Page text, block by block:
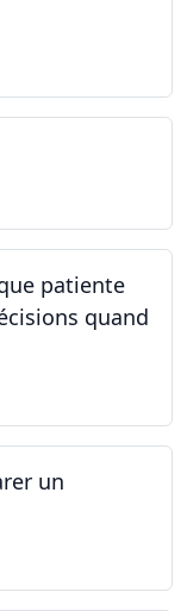
patiente
quand
un